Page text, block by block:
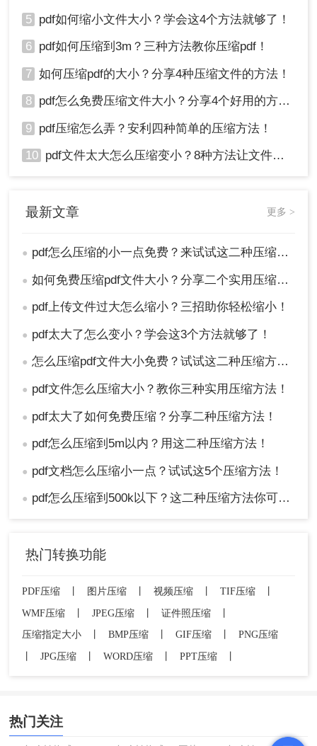
5 pdf如何缩小文件大小？学会这4个方法就够了！
6 pdf如何压缩到3m？三种方法教你压缩pdf！
7 如何压缩pdf的大小？分享4种压缩文件的方法！
8 pdf怎么免费压缩文件大小？分享4个好用的方法，简单又快捷！
9 pdf压缩怎么弄？安利四种简单的压缩方法！
10 pdf文件太大怎么压缩变小？8种方法让文件轻松"瘦身"！
最新文章 更多 >
● pdf怎么压缩的小一点免费？来试试这二种压缩方法！
● 如何免费压缩pdf文件大小？分享二个实用压缩方法！
● pdf上传文件过大怎么缩小？三招助你轻松缩小！
● pdf太大了怎么变小？学会这3个方法就够了！
● 怎么压缩pdf文件大小免费？试试这二种压缩方法！
● pdf文件怎么压缩大小？教你三种实用压缩方法！
● pdf太大了如何免费压缩？分享二种压缩方法！
● pdf怎么压缩到5m以内？用这二种压缩方法！
● pdf文档怎么压缩小一点？试试这5个压缩方法！
● pdf怎么压缩到500k以下？这二种压缩方法你可以轻松学会！
热门转换功能
PDF压缩 图片压缩 视频压缩 TIF压缩
WMF压缩
丨 JPEG压缩 丨 证件照压缩
丨
压缩指定大小
BMP压缩 GIF压缩
PNG压缩
JPG压缩 WORD压缩 PPT压缩
热门关注